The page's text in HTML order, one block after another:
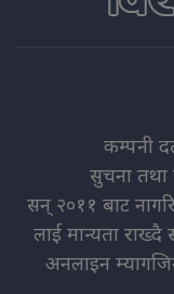
कम्पनी
सुचना तथा
सन् २०११ बाट
लाई मान्यता राख्दै
अनलाइन